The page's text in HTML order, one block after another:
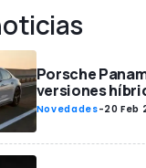
Porsche
versiones
Novedades-20 Feb